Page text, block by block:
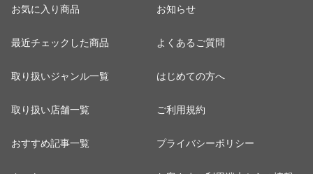
お気に入り商品
最近チェックした商品
取り扱いジャンル一覧
取り扱い店舗一覧
おすすめ記事一覧
お知らせ
よくあるご質問
はじめての方へ
ご利用規約
プライバシーポリシー